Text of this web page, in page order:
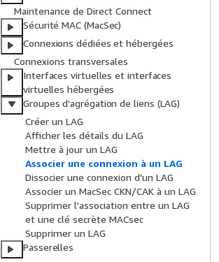
Maintenance de Direct Connect
Sécurité MAC (MacSec)
Connexions dédiées et hébergées
Connexions transversales
Interfaces virtuelles et interfaces
virtuelles hébergées
Groupes d'agrégation de liens (LAG)
Créer un LAG
Afficher les détails du LAG
Mettre à jour un LAG
Associer une connexion à un LAG
Dissocier une connexion d'un LAG
Associer un MacSec CKN/CAK à un LAG
Supprimer l'association entre un LAG
et une clé secrète MACsec
Supprimer un LAG
Passerelles